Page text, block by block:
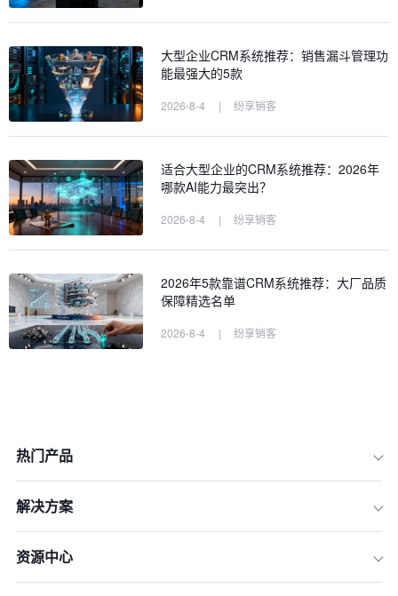
大型企业CRM系统推荐：销售漏斗管理功
能最强大的5款
2026-8-4 | 纷享销客
适合大型企业的CRM系统推荐：2026年
哪款AI能力最突出？
2026-8-4 | 纷享销客
2026年5款靠谱CRM系统推荐：大厂品质
保障精选名单
2026-8-4 | 纷享销客
热门产品
解决方案
资源中心